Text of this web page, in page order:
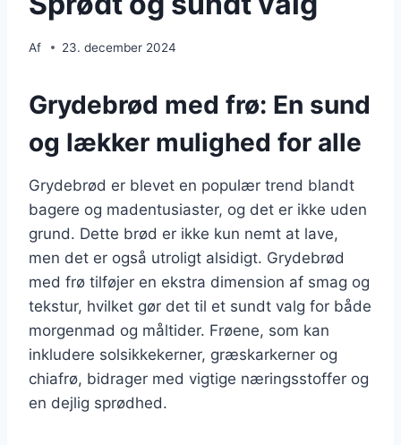
Af 23. december 2024
Grydebrød med frø: En sund
og lækker mulighed for alle
Grydebrød er blevet en populær trend blandt
bagere og madentusiaster, og det er ikke uden
grund. Dette brød er ikke kun nemt at lave,
men det er også utroligt alsidigt. Grydebrød
med frø tilføjer en ekstra dimension af smag og
tekstur, hvilket gør det til et sundt valg for både
morgenmad og måltider. Frøene, som kan
inkludere solsikkekerner, græskarkerner og
chiafrø, bidrager med vigtige næringsstoffer og
en dejlig sprødhed.